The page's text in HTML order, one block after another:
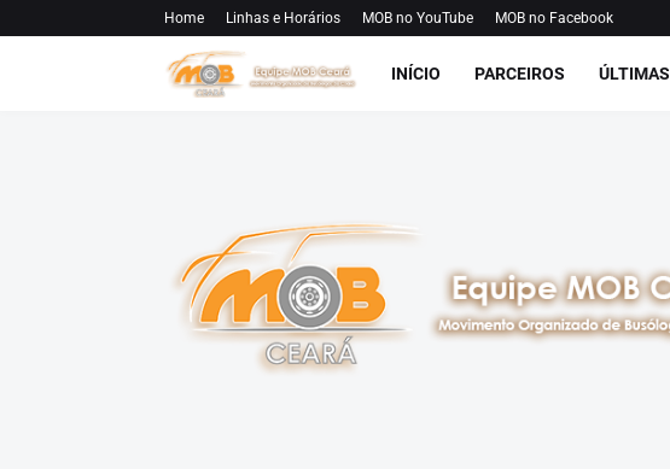
Home Linhas e Horários MOB no YouTube MOB no Facebook
INÍCIO PARCEIROS ÚLTIMAS